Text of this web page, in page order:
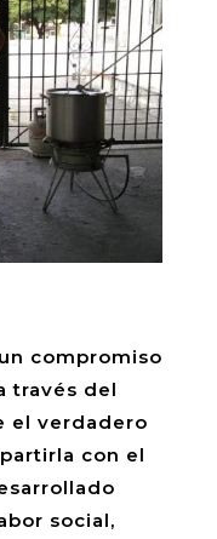
compromiso
través del
el verdadero
con el
social,